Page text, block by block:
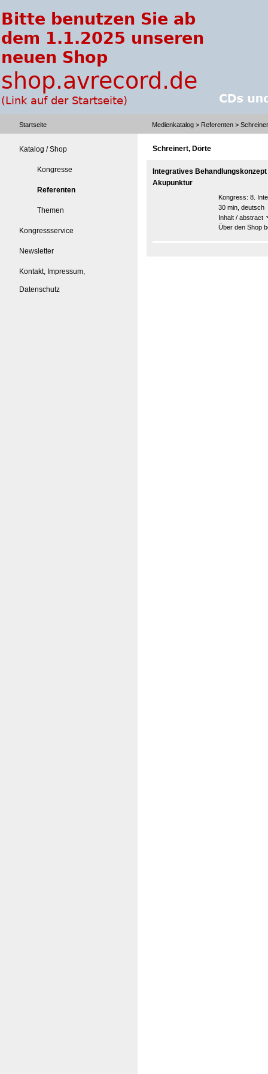
Startseite Medienkatalog > Referenten >
Katalog / Shop
Kongresse
Referenten
Themen
Kongressservice
Newsletter
Kontakt, Impressum,
Datenschutz
Schreinert, Dörte
Integratives
Akupunktur
Kongress: 8.
30 min, deutsch
Inhalt / abstract
Über den Shop